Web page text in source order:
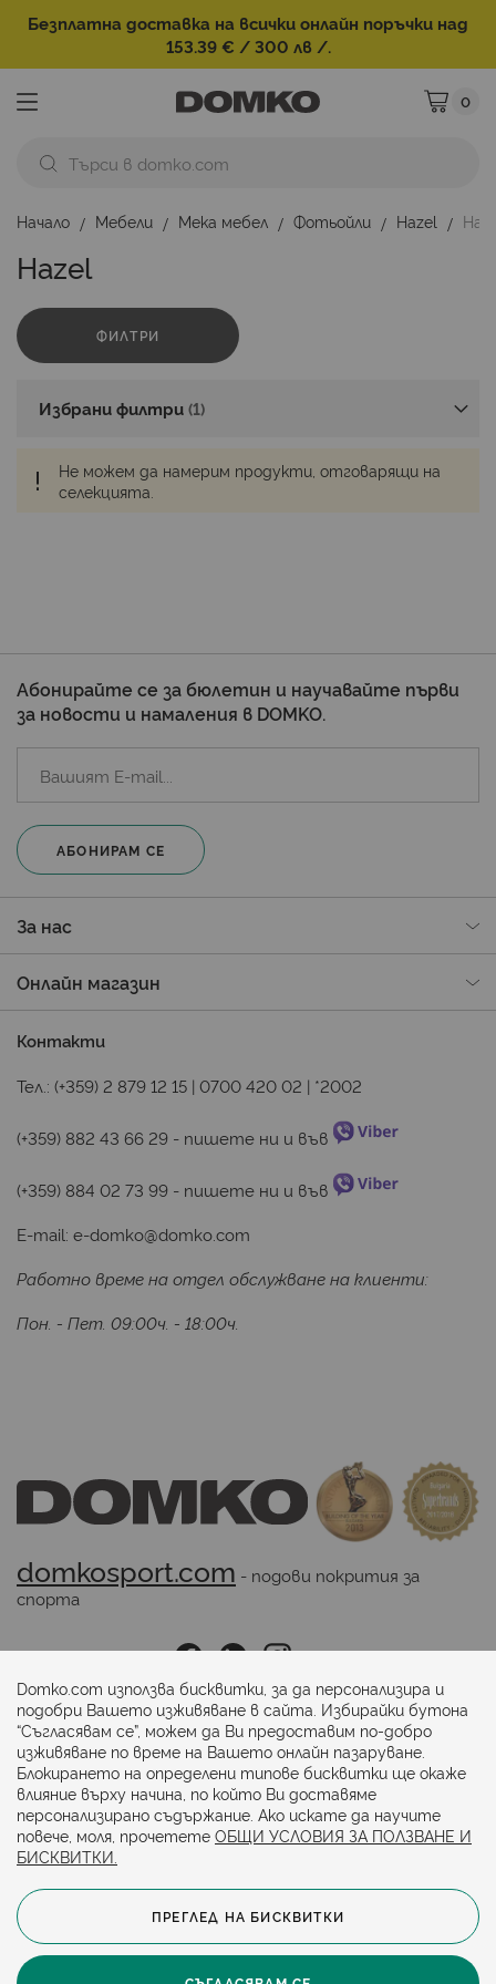
Безплатна доставка на всички онлайн поръчки над
153.39 € / 300 лв /.
Моята
0
Начало Мебели Мека мебел Фотьойли Hazel
Hazel
ФИЛТРИ
Избрани филтри
Не можем да намерим продукти, отговарящи на
селекцията.
Абонирайте се за бюлетин и научавайте първи
за новости и намаления в DOMKO.
АБОНИРАМ СЕ
За нас
Онлайн магазин
Контакти
Тел.: (+359) 2 879 12 15 | 0700 420 02 | *2002
(+359) 882 43 66 29 - пишете ни и във
(+359) 884 02 73 99 - пишете ни и във
E-mail: e-domko@domko.com
Работно време на отдел обслужване на клиенти:
Пон. - Пет. 09:00ч. - 18:00ч.
domkosport.com - подови покрития за
спорта
Последвайте ни:
Начини на плащане:
© 2024. Всички права запазени.
Domko.com използва бисквитки, за да персонализира и
подобри Вашето изживяване в сайта. Избирайки бутона
“Съгласявам се”, можем да Ви предоставим по-добро
изживяване по време на Вашето онлайн пазаруване.
Блокирането на определени типове бисквитки ще окаже
влияние върху начина, по който Ви доставяме
персонализирано съдържание. Ако искате да научите
повече, моля, прочетете ОБЩИ УСЛОВИЯ ЗА ПОЛЗВАНЕ И
БИСКВИТКИ.
ПРЕГЛЕД НА БИСКВИТКИ